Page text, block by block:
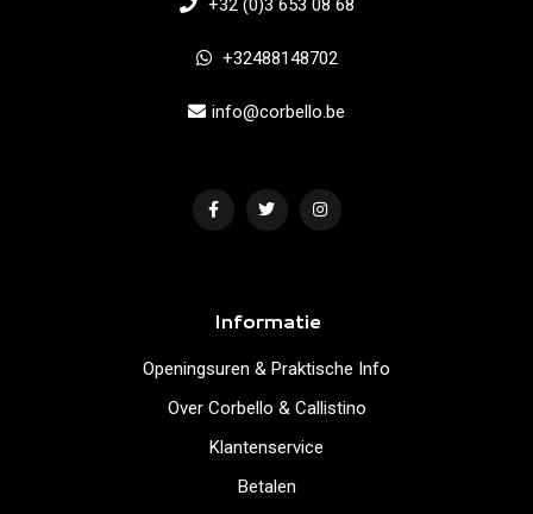
+32 (0)3 653 08 68
+32488148702
info@corbello.be
Informatie
Openingsuren & Praktische Info
Over Corbello & Callistino
Klantenservice
Betalen